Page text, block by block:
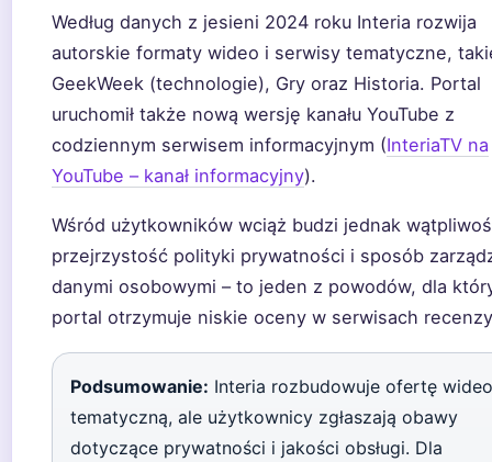
Według danych z jesieni 2024 roku Interia rozwija
autorskie formaty wideo i serwisy tematyczne,
GeekWeek (technologie), Gry oraz Historia. Portal
uruchomił także nową wersję kanału YouTube z
codziennym serwisem informacyjnym (InteriaTV na
YouTube – kanał informacyjny).
Wśród użytkowników wciąż budzi jednak
przejrzystość polityki prywatności i sposób
danymi osobowymi – to jeden z powodów, dla
portal otrzymuje niskie oceny w serwisach
Podsumowanie: Interia rozbudowuje ofertę
tematyczną, ale użytkownicy zgłaszają obawy
dotyczące prywatności i jakości obsługi. Dla